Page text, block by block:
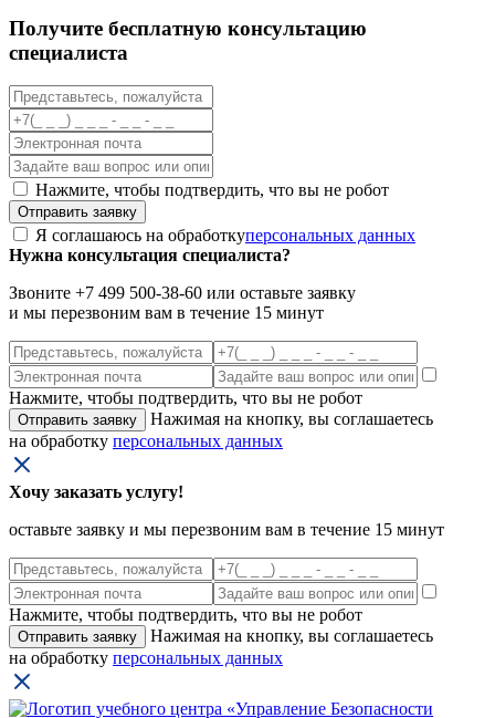
Получите бесплатную консультацию
специалиста
Нажмите, чтобы подтвердить, что вы не робот
Я соглашаюсь на обработкуперсональных данных
Нужна консультация специалиста?
Звоните +7 499 500-38-60 или оставьте заявку
и мы перезвоним вам в течение 15 минут
Нажмите, чтобы подтвердить, что вы не робот
Нажимая на кнопку, вы соглашаетесь
на обработку персональных данных
Хочу заказать услугу!
оставьте заявку и мы перезвоним вам в течение 15 минут
Нажмите, чтобы подтвердить, что вы не робот
Нажимая на кнопку, вы соглашаетесь
на обработку персональных данных